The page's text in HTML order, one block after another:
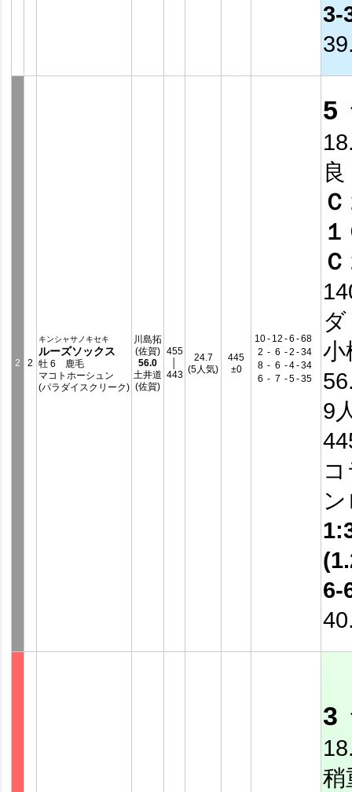
3-
2 2
キンシャサノキセキ
ルーズソックス
牡 6 鹿毛
マコトホーシュン
(パラダイスクリーク)
川島拓
(佐賀)
56.0
土井道
(佐賀)
455
443
24.7
(5人気)
445
±0
10- 12 -6 -68
2 - 6 -2 -34
8 - 6 -4-34
6 - 7 -5-35
5
良
9
6-
3
稍